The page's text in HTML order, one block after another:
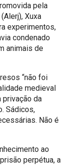
pela
Xuxa
experimentos,
condenado
animais de
“não foi
medieval
privação da
Sádicos,
Não é
ao
perpétua, a